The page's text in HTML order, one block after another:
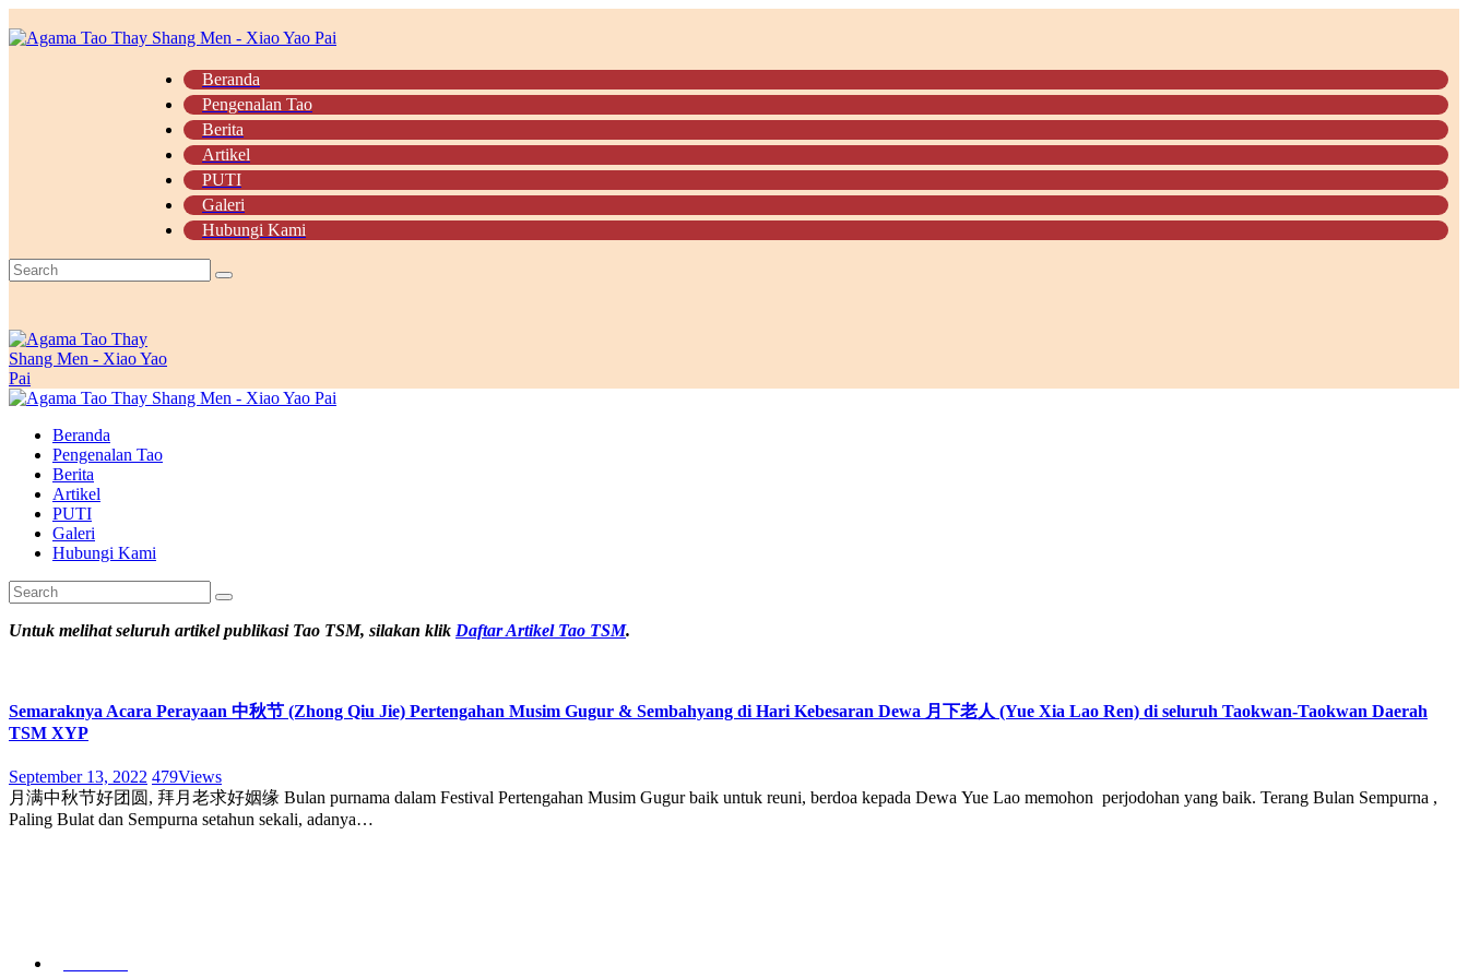
Beranda
Pengenalan Tao
Berita
Artikel
PUTI
Galeri
Hubungi Kami
Beranda
Pengenalan Tao
Berita
Artikel
PUTI
Galeri
Hubungi Kami
Untuk melihat seluruh artikel publikasi Tao TSM, silakan klik Daftar Artikel Tao TSM.
Semaraknya Acara Perayaan 中秋节 (Zhong Qiu Jie) Pertengahan Musim Gugur & Sembahyang di Hari Kebesaran Dewa 月下老人 (Yue Xia Lao Ren) di seluruh Taokwan-Taokwan Daerah
TSM XYP
September 13, 2022 479Views
月满中秋节好团圆, 拜月老求好姻缘 Bulan purnama dalam Festival Pertengahan Musim Gugur baik untuk reuni, berdoa kepada Dewa Yue Lao memohon perjodohan yang baik. Terang Bulan Sempurna ,
Paling Bulat dan Sempurna setahun sekali, adanya…